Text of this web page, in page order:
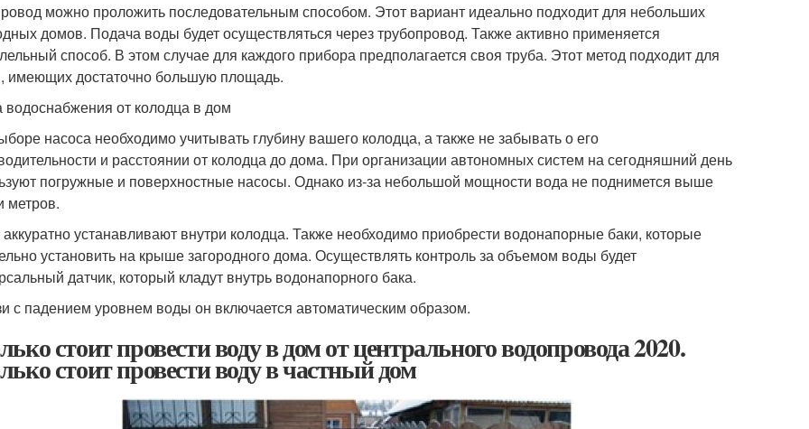
можно проложить последовательным способом. Этот вариант идеально подходит для небольших
домов. Подача воды будет осуществляться через трубопровод. Также активно применяется
способ. В этом случае для каждого прибора предполагается своя труба. Этот метод подходит для
имеющих достаточно большую площадь.
от колодца в дом
насоса необходимо учитывать глубину вашего колодца, а также не забывать о его
и расстоянии от колодца до дома. При организации автономных систем на сегодняшний день
погружные и поверхностные насосы. Однако из-за небольшой мощности вода не поднимется выше
метров.
устанавливают внутри колодца. Также необходимо приобрести водонапорные баки, которые
установить на крыше загородного дома. Осуществлять контроль за объемом воды будет
датчик, который кладут внутрь водонапорного бака.
с падением уровнем воды он включается автоматическим образом.
стоит провести воду в дом от центрального водопровода 2020.
стоит провести воду в частный дом